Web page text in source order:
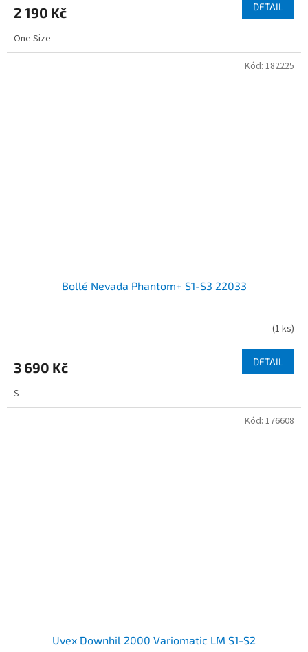
je
z
5
2 190 Kč DETAIL
One Size
Bollé Nevada Phantom+ S1-S3 22033
(1 ks)
3 690 Kč DETAIL
S
Kód: 182225
Uvex Downhil 2000 Variomatic LM S1-S2
Kód: 176608